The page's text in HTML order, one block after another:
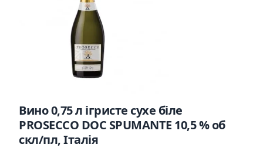
Вино 0,75 л ігристе сухе біле
PROSECCO DOC SPUMANTE 10,5 % об
скл/пл, Італія